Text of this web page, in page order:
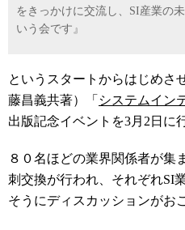
をきっかけに交流し、SI産業の
いう会です』
というスタートからはじめさ
藤昌義共著）「 システムイン
出版記念イベントを3月2日に
８０名ほどの業界関係者が集
刺交換が行われ、それぞれSI
そうにディスカッションがお